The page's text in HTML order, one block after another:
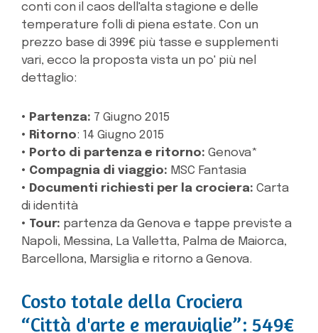
conti con il caos dell'alta stagione e delle
temperature folli di piena estate. Con un
prezzo base di 399€ più tasse e supplementi
vari, ecco la proposta vista un po' più nel
dettaglio:
• Partenza: 7 Giugno 2015
• Ritorno: 14 Giugno 2015
• Porto di partenza e ritorno: Genova*
• Compagnia di viaggio: MSC Fantasia
• Documenti richiesti per la crociera: Carta
di identità
• Tour: partenza da Genova e tappe previste a
Napoli, Messina, La Valletta, Palma de Maiorca,
Barcellona, Marsiglia e ritorno a Genova.
Costo totale della Crociera
“Città d'arte e meraviglie”: 549€